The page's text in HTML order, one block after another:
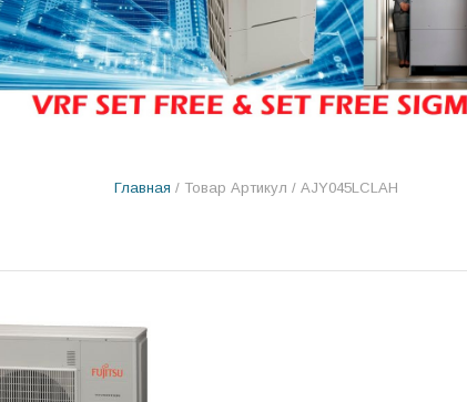
Главная / Товар Артикул / AJY045LCLAH